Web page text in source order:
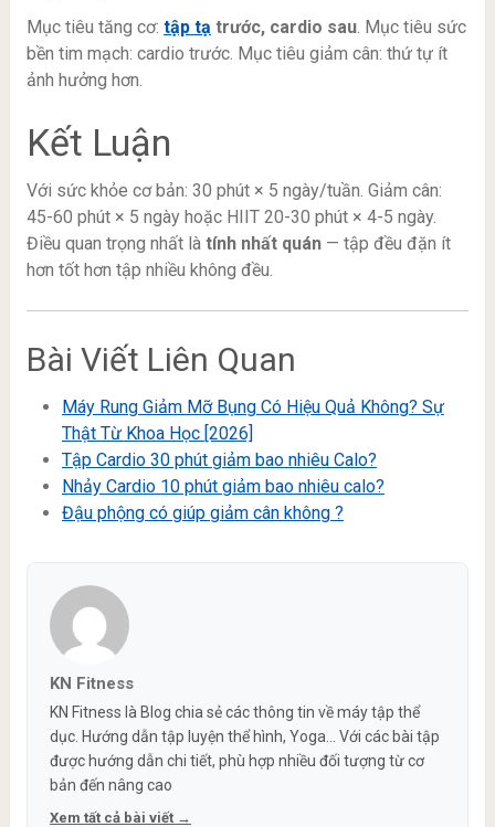
Mục tiêu tăng cơ: tập tạ trước, cardio sau. Mục tiêu sức
bền tim mạch: cardio trước. Mục tiêu giảm cân: thứ tự ít
ảnh hưởng hơn.
Kết Luận
Với sức khỏe cơ bản: 30 phút × 5 ngày/tuần. Giảm cân:
45-60 phút × 5 ngày hoặc HIIT 20-30 phút × 4-5 ngày.
Điều quan trọng nhất là tính nhất quán— tập đều đặn ít
hơn tốt hơn tập nhiều không đều.
Bài Viết Liên Quan
Máy Rung Giảm Mỡ Bụng Có Hiệu Quả Không? Sự
Thật Từ Khoa Học [2026]
Tập Cardio 30 phút giảm bao nhiêu Calo?
Nhảy Cardio 10 phút giảm bao nhiêu calo?
Đậu phộng có giúp giảm cân không ?
KN Fitness
KN Fitness là Blog chia sẻ các thông tin về máy tập thể
dục. Hướng dẫn tập luyện thể hình, Yoga... Với các bài tập
được hướng dẫn chi tiết, phù hợp nhiều đối tượng từ cơ
bản đến nâng cao
Xem tất cả bài viết →